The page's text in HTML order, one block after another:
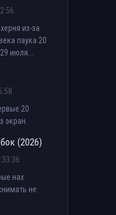
из-за
паука 20
июля...
20
экран.
(2026)
нах
не